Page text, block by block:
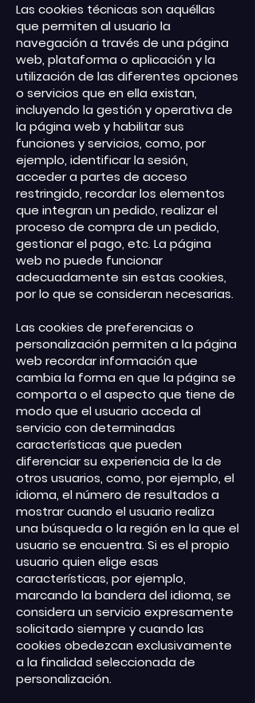
Las cookies técnicas son aquéllas
que permiten al usuario la
navegación a través de una página
web, plataforma o aplicación y la
utilización de las diferentes opciones
o servicios que en ella existan,
incluyendo la gestión y operativa de
la página web y habilitar sus
funciones y servicios, como, por
ejemplo, identificar la sesión,
acceder a partes de acceso
restringido, recordar los elementos
que integran un pedido, realizar el
proceso de compra de un pedido,
gestionar el pago, etc. La página
web no puede funcionar
adecuadamente sin estas cookies,
por lo que se consideran necesarias.
Las cookies de preferencias o
personalización permiten a la página
web recordar información que
cambia la forma en que la página se
comporta o el aspecto que tiene de
modo que el usuario acceda al
servicio con determinadas
características que pueden
diferenciar su experiencia de la de
otros usuarios, como, por ejemplo, el
idioma, el número de resultados a
mostrar cuando el usuario realiza
una búsqueda o la región en la que el
usuario se encuentra. Si es el propio
usuario quien elige esas
características, por ejemplo,
marcando la bandera del idioma, se
considera un servicio expresamente
solicitado siempre y cuando las
cookies obedezcan exclusivamente
a la finalidad seleccionada de
personalización.